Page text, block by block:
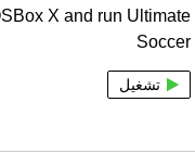
X and run Ultimate
Soccer
تشغيل